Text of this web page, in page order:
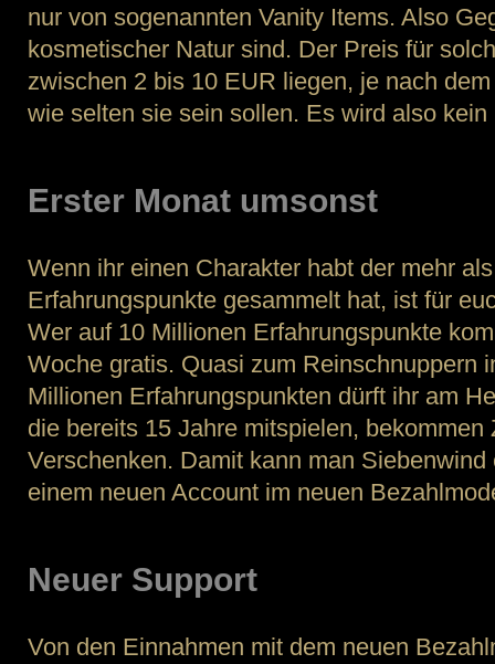
nur von sogenannten Vanity Items. Also
kosmetischer Natur sind. Der Preis für
zwischen 2 bis 10 EUR liegen, je nach
wie selten sie sein sollen. Es wird also
Erster Monat umsonst
Wenn ihr einen Charakter habt der mehr
Erfahrungspunkte gesammelt hat, ist für
Wer auf 10 Millionen Erfahrungspunkte
Woche gratis. Quasi zum Reinschnuppern
Millionen Erfahrungspunkten dürft ihr am
die bereits 15 Jahre mitspielen, bekommen
Verschenken. Damit kann man
einem neuen Account im neuen
Neuer Support
Von den Einnahmen mit dem neuen